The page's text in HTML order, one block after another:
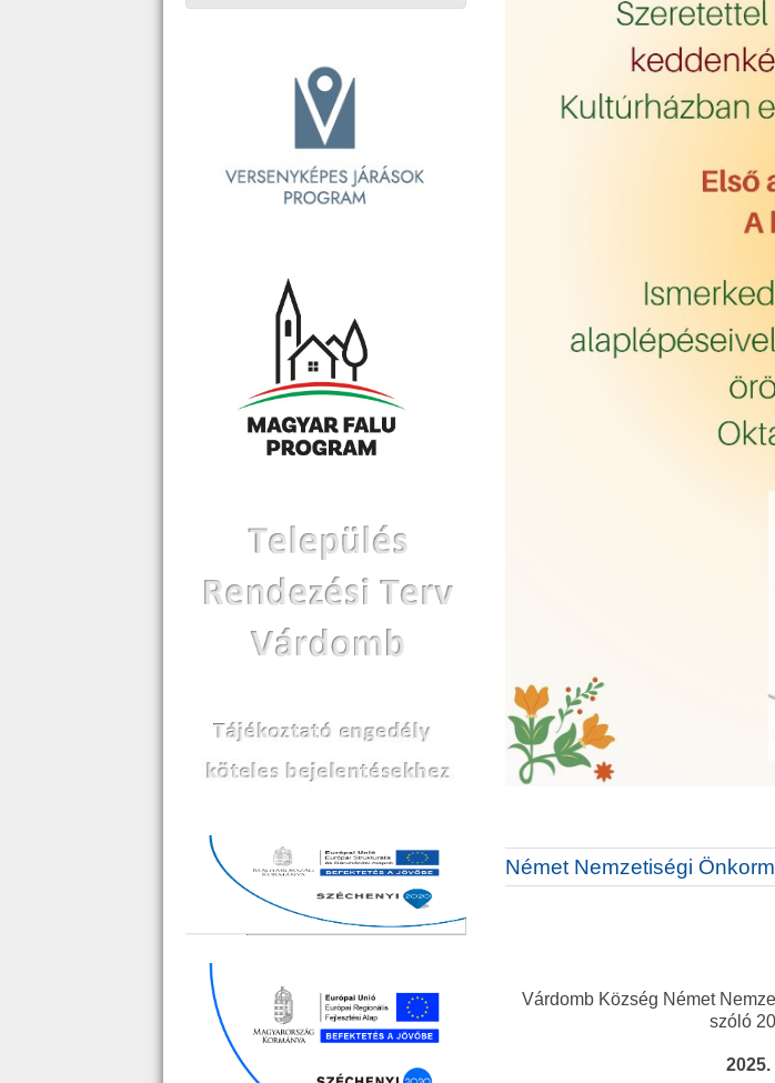
Német Nemzetiségi
Várdomb Község Német
szóló